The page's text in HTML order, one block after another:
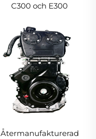
C300 och E300
Återmanufakturerad